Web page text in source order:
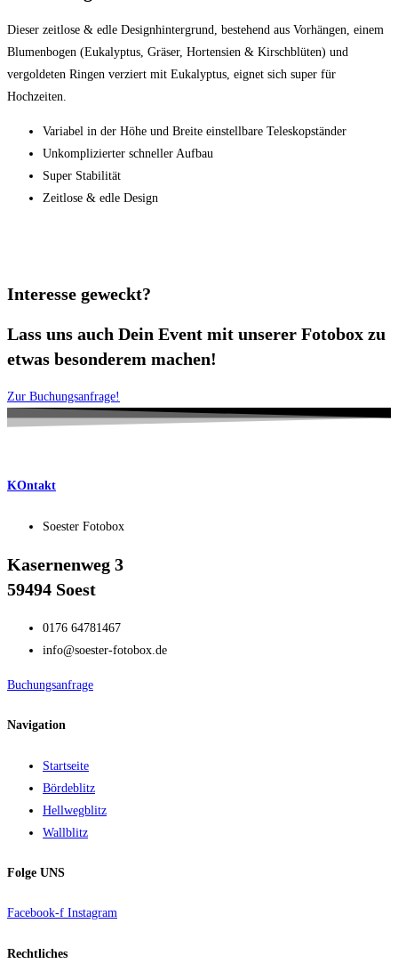
Dieser zeitlose & edle Designhintergrund, bestehend aus Vorhängen, einem
Blumenbogen (Eukalyptus, Gräser, Hortensien & Kirschblüten) und
vergoldeten Ringen verziert mit Eukalyptus, eignet sich super für
Hochzeiten.
Variabel in der Höhe und Breite einstellbare Teleskopständer
Unkomplizierter schneller Aufbau
Super Stabilität
Zeitlose & edle Design
Interesse geweckt?
Lass uns auch Dein Event mit unserer Fotobox zu
etwas besonderem machen!
Zur Buchungsanfrage!
KOntakt
Soester Fotobox
Kasernenweg 3
59494 Soest
0176 64781467
info@soester-fotobox.de
Buchungsanfrage
Navigation
Startseite
Bördeblitz
Hellwegblitz
Wallblitz
Folge UNS
Facebook-f Instagram
Rechtliches